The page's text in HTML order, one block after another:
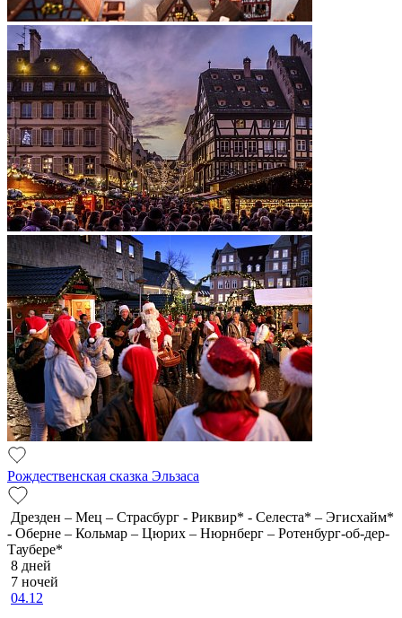
Рождественская сказка Эльзаса
Дрезден – Мец – Страсбург - Риквир* - Селеста* – Эгисхайм*
- Оберне – Кольмар – Цюрих – Нюрнберг – Ротенбург-об-дер-
Таубере*
8 дней
7 ночей
04.12